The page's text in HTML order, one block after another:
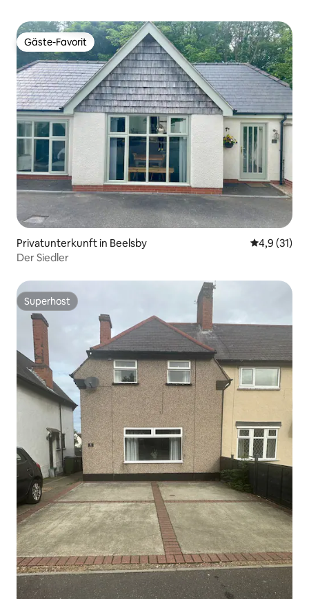
Gäste-Favorit
Gäste-Favorit
Privatunterkunft in Beelsby
4,9 (31)
Der Siedler
Superhost
Superhost